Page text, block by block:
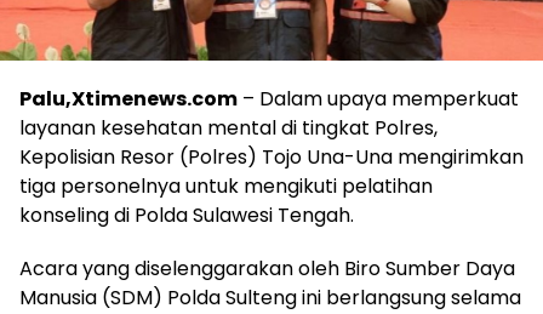
Palu,Xtimenews.com – Dalam upaya memperkuat
layanan kesehatan mental di tingkat Polres,
Kepolisian Resor (Polres) Tojo Una-Una mengirimkan
tiga personelnya untuk mengikuti pelatihan
konseling di Polda Sulawesi Tengah.
Acara yang diselenggarakan oleh Biro Sumber Daya
Manusia (SDM) Polda Sulteng ini berlangsung selama